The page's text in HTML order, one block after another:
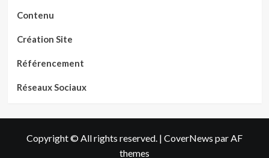
Contenu
Création Site
Référencement
Réseaux Sociaux
Copyright © All rights reserved. | CoverNews par AF
themes